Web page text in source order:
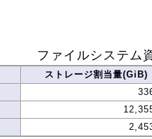
ファイルシステム
ストレージ割当量(GiB)